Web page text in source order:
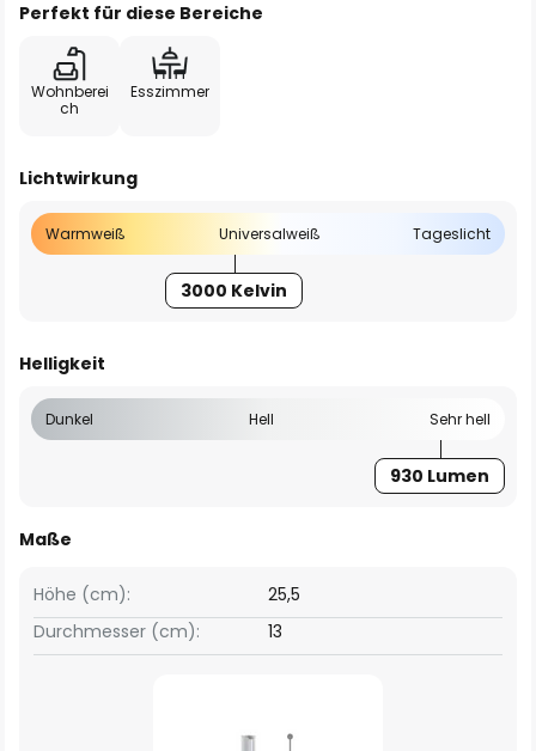
Perfekt für diese Bereiche
Wohnberei
ch
Esszimmer
Lichtwirkung
Warmweiß Universalweiß Tageslicht
3000 Kelvin
Helligkeit
Dunkel Hell Sehr hell
930 Lumen
Maße
Höhe (cm):
25,5
Durchmesser (cm):
13